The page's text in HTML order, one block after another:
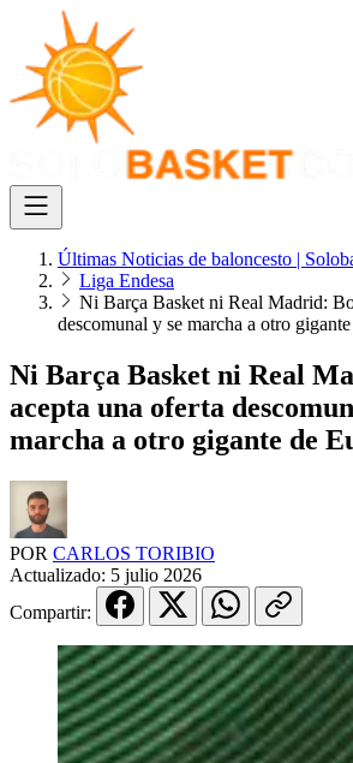
Últimas Noticias de baloncesto |
Liga Endesa
Ni Barça Basket ni Real Madrid:
descomunal y se marcha a otro
Ni Barça Basket ni Real
acepta una oferta
marcha a otro gigante de
POR CARLOS TORIBIO
Actualizado: 5 julio 2026
Compartir: